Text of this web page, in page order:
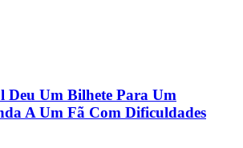
Deu Um Bilhete Para Um
A Um Fã Com Dificuldades